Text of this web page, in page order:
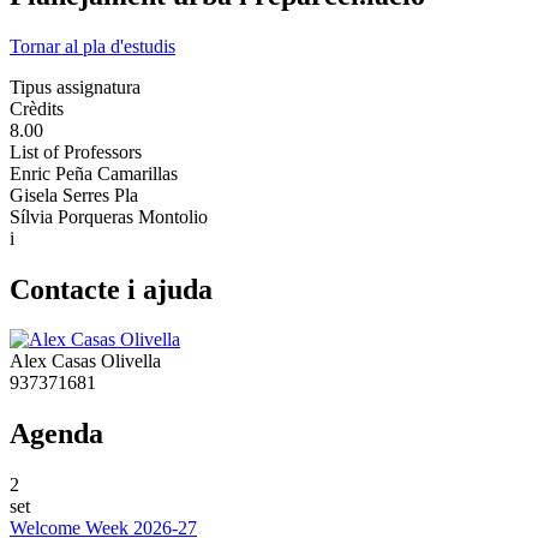
Tornar al pla d'estudis
Tipus assignatura
Crèdits
8.00
List of Professors
Enric Peña Camarillas
Gisela Serres Pla
Sílvia Porqueras Montolio
i
Contacte i ajuda
Alex Casas Olivella
937371681
Agenda
2
set
Welcome Week 2026-27